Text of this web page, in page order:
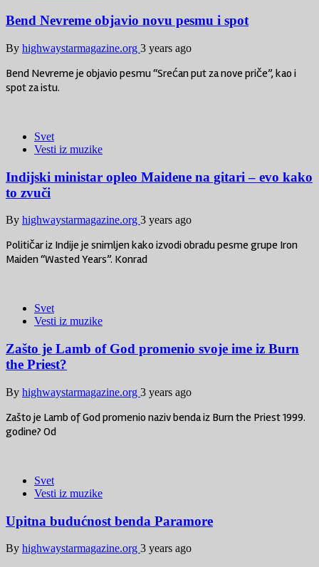
Bend Nevreme objavio novu pesmu i spot
By highwaystarmagazine.org 3 years ago
Bend Nevreme je objavio pesmu “Srećan put za nove priče”, kao i
spot za istu.
Svet
Vesti iz muzike
Indijski ministar opleo Maidene na gitari – evo kako
to zvuči
By highwaystarmagazine.org 3 years ago
Političar iz Indije je snimljen kako izvodi obradu pesme grupe Iron
Maiden “Wasted Years”. Konrad
Svet
Vesti iz muzike
Zašto je Lamb of God promenio svoje ime iz Burn
the Priest?
By highwaystarmagazine.org 3 years ago
Zašto je Lamb of God promenio naziv benda iz Burn the Priest 1999.
godine? Od
Svet
Vesti iz muzike
Upitna budućnost benda Paramore
By highwaystarmagazine.org 3 years ago